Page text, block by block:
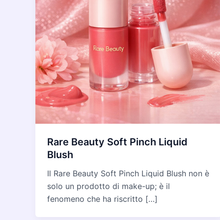
Rare Beauty Soft Pinch Liquid
Blush
Il Rare Beauty Soft Pinch Liquid Blush non è
solo un prodotto di make-up; è il
fenomeno che ha riscritto […]